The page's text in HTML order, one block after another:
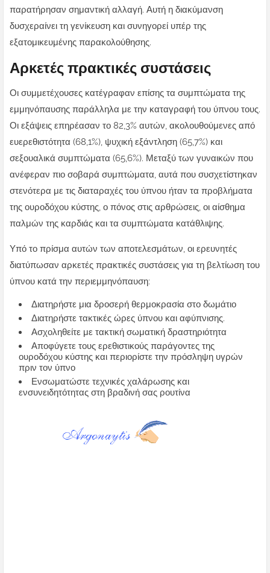
παρατήρησαν σημαντική αλλαγή. Αυτή η διακύμανση
δυσχεραίνει τη γενίκευση και συνηγορεί υπέρ της
εξατομικευμένης παρακολούθησης.
Αρκετές πρακτικές συστάσεις
Οι συμμετέχουσες κατέγραφαν επίσης τα συμπτώματα της
εμμηνόπαυσης παράλληλα με την καταγραφή του ύπνου τους.
Οι εξάψεις επηρέασαν το 82,3% αυτών, ακολουθούμενες από
ευερεθιστότητα (68,1%), ψυχική εξάντληση (65,7%) και
σεξουαλικά συμπτώματα (65,6%). Μεταξύ των γυναικών που
ανέφεραν πιο σοβαρά συμπτώματα, αυτά που συσχετίστηκαν
στενότερα με τις διαταραχές του ύπνου ήταν τα προβλήματα
της ουροδόχου κύστης, ο πόνος στις αρθρώσεις, οι αίσθημα
παλμών της καρδιάς και τα συμπτώματα κατάθλιψης.
Υπό το πρίσμα αυτών των αποτελεσμάτων, οι ερευνητές
διατύπωσαν αρκετές πρακτικές συστάσεις για τη βελτίωση του
ύπνου κατά την περιεμμηνόπαυση:
Διατηρήστε μια δροσερή θερμοκρασία στο δωμάτιο
Διατηρήστε τακτικές ώρες ύπνου και αφύπνισης.
Ασχοληθείτε με τακτική σωματική δραστηριότητα
Αποφύγετε τους ερεθιστικούς παράγοντες της
ουροδόχου κύστης και περιορίστε την πρόσληψη υγρών
πριν τον ύπνο
Ενσωματώστε τεχνικές χαλάρωσης και
ενσυνειδητότητας στη βραδινή σας ρουτίνα